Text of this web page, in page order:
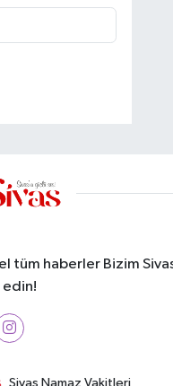
haberler Bizim
edin!
Sivas Namaz Vakitleri